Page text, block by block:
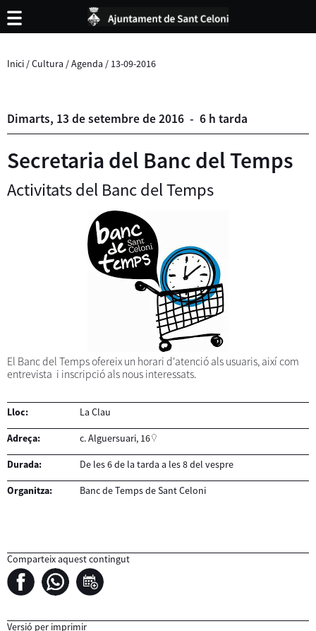
Inici /Cultura /Agenda / 13-09-2016
Dimarts, 13 desetembrede2016 - 6 h tarda
Secretaria del Banc del Temps
Activitats del Banc del Temps
El Banc del Temps ofereix un horari d'atenció als usuaris, així com
entrevista i inscripció als nous interessats.
Lloc: La Clau
Adreça: c. Alguersuari, 16
Durada: De les 6 de la tarda a les 8 del vespre
Organitza: Banc de Temps de Sant Celoni
Comparteix aquest contingut
Versió per imprimir